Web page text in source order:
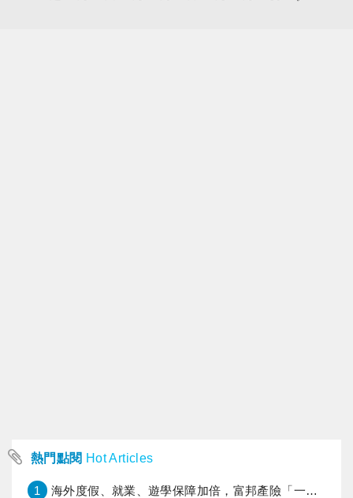
熱門點閱 Hot Articles
1 海外度假、就業、遊學保障加倍，富邦產險「一期逐夢」專案加碼遠距醫療與緊急救援